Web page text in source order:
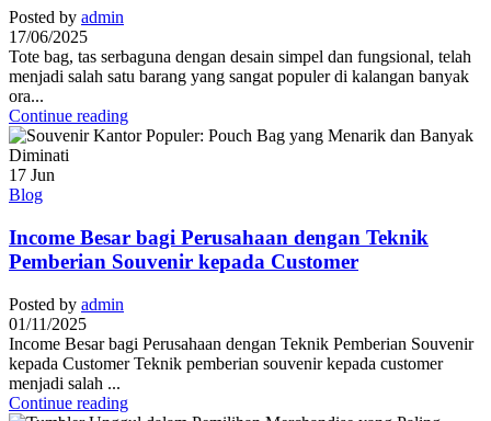
Posted by admin
17/06/2025
Tote bag, tas serbaguna dengan desain simpel dan fungsional, telah
menjadi salah satu barang yang sangat populer di kalangan banyak
ora...
Continue reading
17 Jun
Blog
Income Besar bagi Perusahaan dengan Teknik
Pemberian Souvenir kepada Customer
Posted by admin
01/11/2025
Income Besar bagi Perusahaan dengan Teknik Pemberian Souvenir
kepada Customer Teknik pemberian souvenir kepada customer
menjadi salah ...
Continue reading